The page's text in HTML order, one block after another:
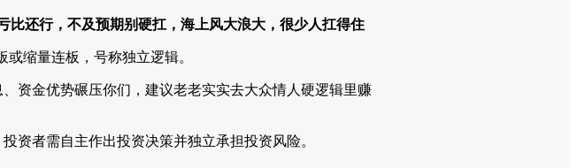
比还行，不及预期别硬扛，海上风大浪大，很少人扛得住
缩量连板，号称独立逻辑。
资金优势碾压你们，建议老老实实去大众情人硬逻辑里赚
资者需自主作出投资决策并独立承担投资风险。